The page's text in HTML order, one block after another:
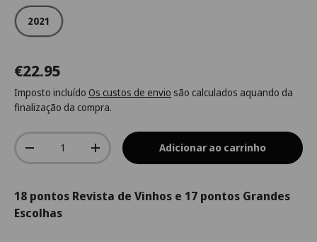
2021
€22.95
Imposto incluído Os custos de envio são calculados aquando da
finalização da compra.
Qtd.
-
+ Adicionar ao carrinho
18 pontos Revista de Vinhos e 17 pontos Grandes
Escolhas